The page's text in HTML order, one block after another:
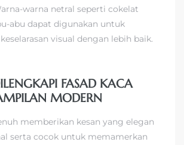
warna netral seperti cokelat
abu dapat digunakan untuk
visual dengan lebih baik.
FASAD KACA
MODERN
memberikan kesan yang elegan
serta cocok untuk memamerkan